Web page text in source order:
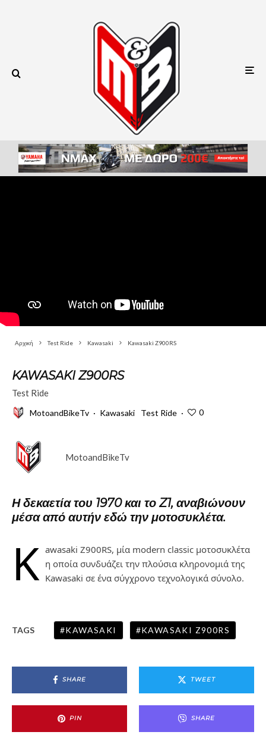
Αρχική Test Ride Kawasaki Kawasaki Z900RS
KAWASAKI Z900RS
Test Ride
MotoandBikeTv · Kawasaki Test Ride · 0
MotoandBikeTv
Η δεκαετία του 1970 και το Z1, αναβιώνουν
μέσα από αυτήν εδώ την μοτοσυκλέτα.
K awasaki Z900RS, μία modern classic μοτοσυκλέτα
η οποία συνδυάζει την πλούσια κληρονομιά της
Kawasaki σε ένα σύγχρονο τεχνολογικά σύνολο.
TAGS KAWASAKI KAWASAKI Z900RS
SHARE TWEET
PIN SHARE